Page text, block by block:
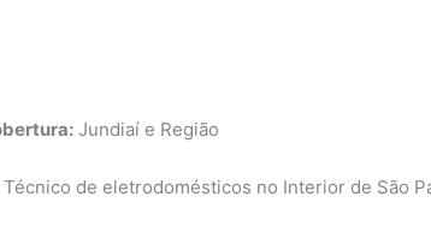
Jundiaí e Região
Técnico de eletrodomésticos no Interior de São